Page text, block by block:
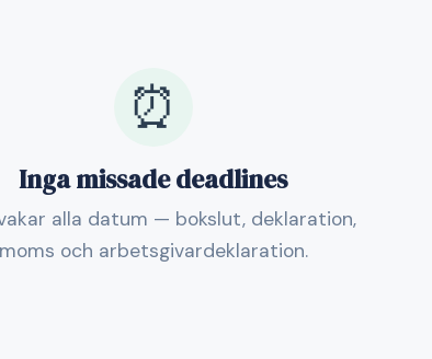
⏰
Inga missade deadlines
alla datum — bokslut, deklaration,
moms och arbetsgivardeklaration.